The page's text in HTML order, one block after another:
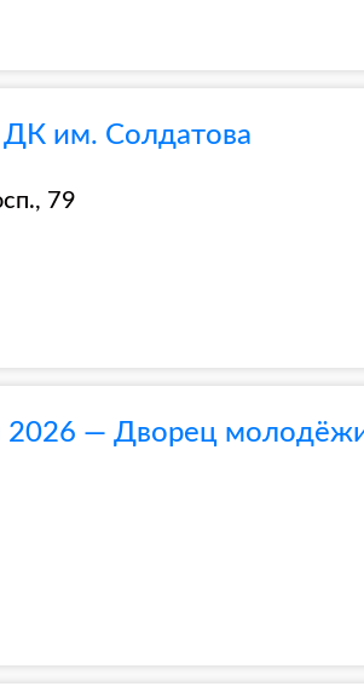
им. Солдатова
79
2026 — Дворец